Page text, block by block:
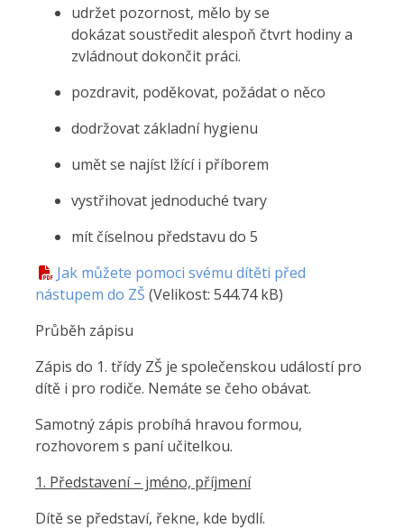
udržet pozornost, mělo by se
dokázat soustředit alespoň čtvrt hodiny a
zvládnout dokončit práci.
pozdravit, poděkovat, požádat o něco
dodržovat základní hygienu
umět se najíst lžící i příborem
vystřihovat jednoduché tvary
mít číselnou představu do 5
Jak můžete pomoci svému dítěti před
nástupem do ZŠ (Velikost: 544.74 kB)
Průběh zápisu
Zápis do 1. třídy ZŠ je společenskou událostí pro
dítě i pro rodiče. Nemáte se čeho obávat.
Samotný zápis probíhá hravou formou,
rozhovorem s paní učitelkou.
1. Představení – jméno, příjmení
Dítě se představí, řekne, kde bydlí.